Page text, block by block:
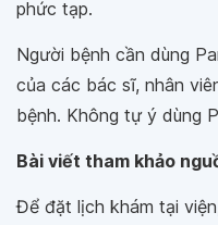
phức tạp.
Người bệnh cần dùng
của các bác sĩ, nhân
bệnh. Không tự ý dùng
Bài viết tham khảo
Để đặt lịch khám tại